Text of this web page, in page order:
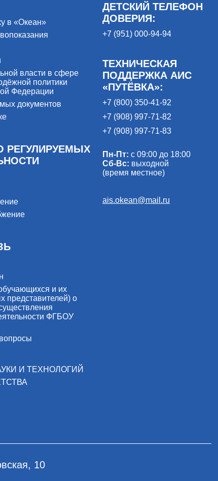
в «Океан»
власти в сфере
политики
Федерации
документов
РЕГУЛИРУЕМЫХ
и их
представителей) о
ФГБОУ
И ТЕХНОЛОГИЙ
ДЕТСКИЙ ТЕЛЕФОН
ДОВЕРИЯ:
+7 (951) 000-94-94
ТЕХНИЧЕСКАЯ
ПОДДЕРЖКА АИС
«ПУТЁВКА»:
+7 (800) 350-41-92
+7 (908) 997-71-82
+7 (908) 997-71-83
Пн-Пт: с 09:00 до 18:00
Сб-Вс: выходной
(время местное)
ais.okean@mail.ru
10